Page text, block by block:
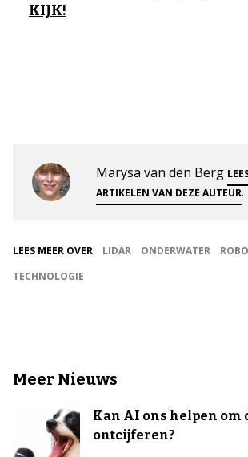
KIJK!
Marysa van den Berg
ARTIKELEN VAN DEZE AUTEUR.
LEES MEER OVER LIDAR ONDERWATER
TECHNOLOGIE
Meer Nieuws
Kan AI ons helpen om
ontcijferen?